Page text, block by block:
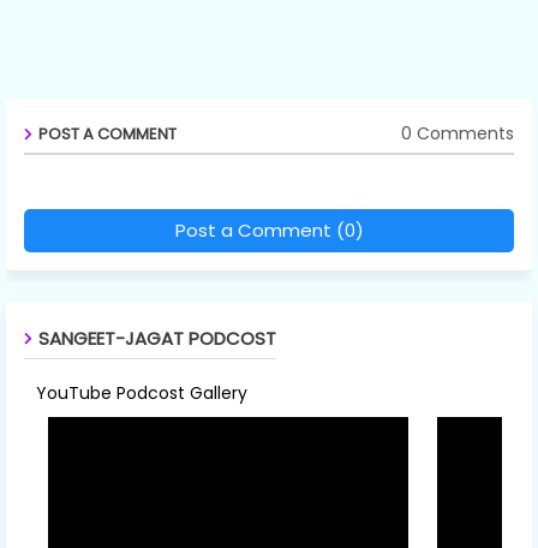
POST A COMMENT 0 Comments
Post a Comment (0)
SANGEET-JAGAT PODCOST
YouTube Podcost Gallery